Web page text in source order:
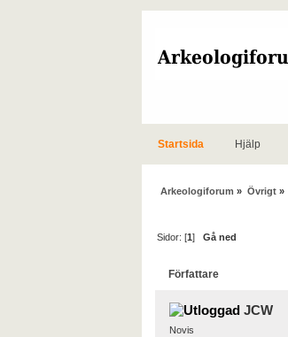
Startsida Hjälp
Arkeologiforum » Övrigt»
Sidor: [1]Gå ned
Författare
JCW
Novis